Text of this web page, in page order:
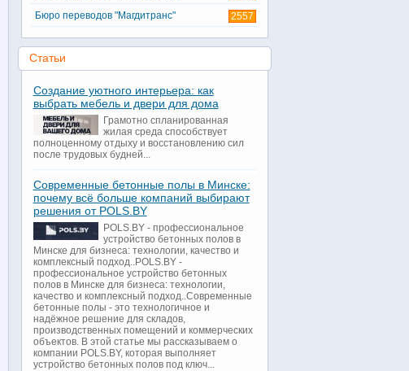
2557
Бюро переводов "Магдитранс"
Статьи
Создание уютного интерьера: как
выбрать мебель и двери для дома
Грамотно спланированная
жилая среда способствует
полноценному отдыху и восстановлению сил
после трудовых будней...
Современные бетонные полы в Минске:
почему всё больше компаний выбирают
решения от POLS.BY
POLS.BY - профессиональное
устройство бетонных полов в
Минске для бизнеса: технологии, качество и
комплексный подход..POLS.BY -
профессиональное устройство бетонных
полов в Минске для бизнеса: технологии,
качество и комплексный подход..Современные
бетонные полы - это технологичное и
надёжное решение для складов,
производственных помещений и коммерческих
объектов. В этой статье мы рассказываем о
компании POLS.BY, которая выполняет
устройство бетонных полов под ключ...